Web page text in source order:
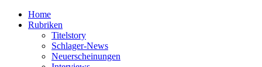
Home
Rubriken
Titelstory
Schlager-News
Neuerscheinungen